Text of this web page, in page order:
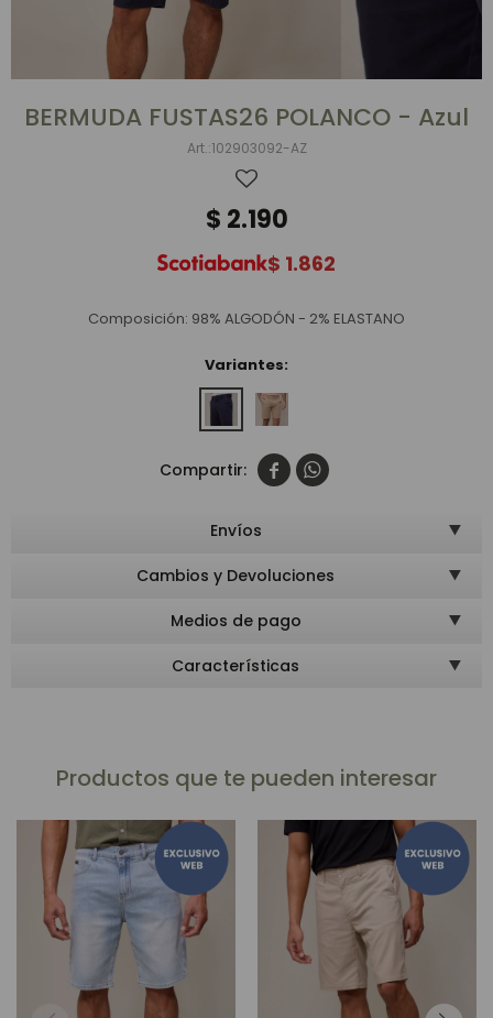
BERMUDA FUSTAS26 POLANCO - Azul
102903092-AZ
$ 2.190
$ 1.862
Composición: 98% ALGODÓN - 2% ELASTANO
Variantes:
 
Envíos
Cambios y Devoluciones
Medios de pago
Características
Productos que te pueden interesar